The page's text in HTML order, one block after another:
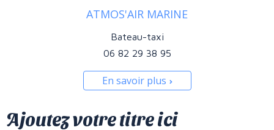
ATMOS'AIR MARINE
Bateau-taxi
06 82 29 38 95
En savoir plus
Ajoutez votre titre ici